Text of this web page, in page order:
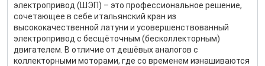
электропривод (ШЭП) – это профессиональное решение,
сочетающее в себе итальянский кран из
высококачественной латуни и усовершенствованный
электропривод с бесщёточным (бесколлекторным)
двигателем. В отличие от дешёвых аналогов с
коллекторными моторами, где со временем изнашиваются